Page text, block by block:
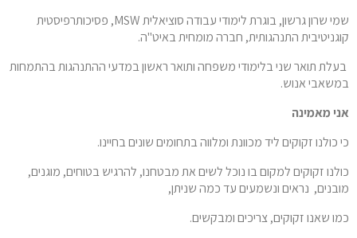
שמי שרון גרשון, בוגרת לימודי עבודה סוציאלית MSW, פסיכותרפיסטית
קוגניטיבית התנהגותית, חברה מומחית באיט"ה.
בעלת תואר שני בלימודי משפחה ותואר ראשון במדעי ההתנהגות בהתמחות
במשאבי אנוש.
אני מאמינה
כי כולנו זקוקים ליד מכוונת ומלווה בתחומים שונים בחיינו.
כולנו זקוקים למקום בו נוכל לשים את מבטחנו, להרגיש בטוחים, מוגנים,
מובנים, נראים ונשמעים עד כמה שניתן,
כמו שאנו זקוקים, צריכים ומבקשים.